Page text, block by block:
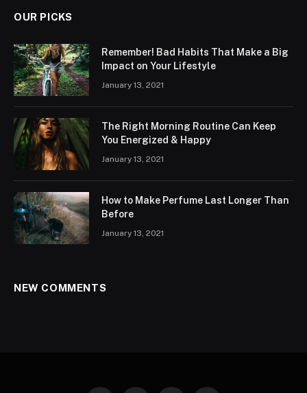
OUR PICKS
Remember! Bad Habits That Make a Big
Impact on Your Lifestyle
January 13, 2021
The Right Morning Routine Can Keep
You Energized & Happy
January 13, 2021
How to Make Perfume Last Longer Than
Before
January 13, 2021
NEW COMMENTS